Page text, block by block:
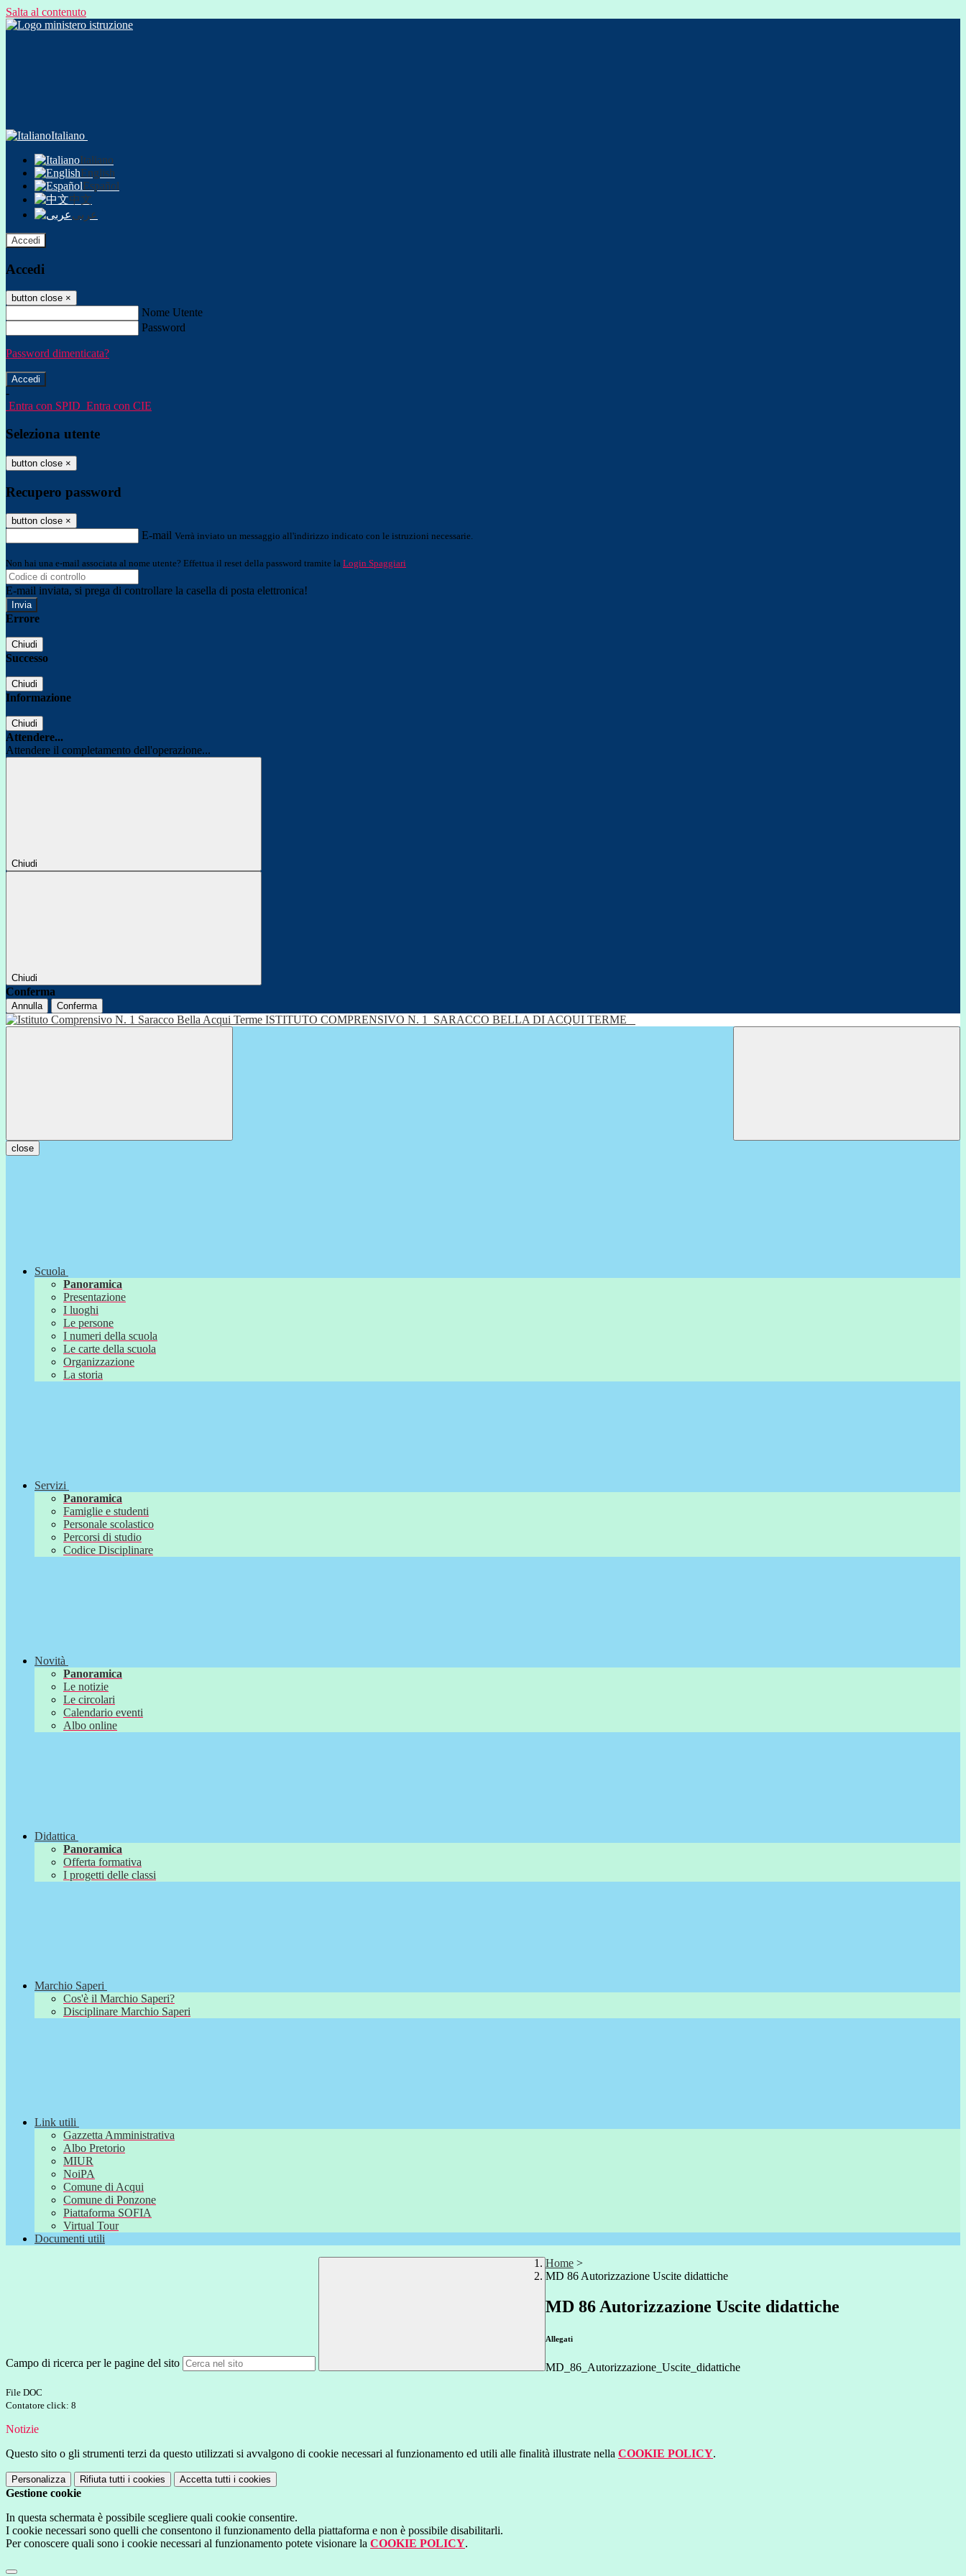
Salta al contenuto
Italiano
Italiano
English
Español
中文
عربى
Accedi
Accedi
button close ×
Nome Utente
Password
Password dimenticata?
-
Entra con SPID Entra con CIE
Seleziona utente
button close ×
Recupero password
button close ×
E-mail Verrà inviato un messaggio all'indirizzo indicato con le istruzioni necessarie.
Non hai una e-mail associata al nome utente? Effettua il reset della password tramite la Login Spaggiari
E-mail inviata, si prega di controllare la casella di posta elettronica!
Errore
Chiudi
Successo
Chiudi
Informazione
Chiudi
Attendere...
Attendere il completamento dell'operazione...
Chiudi
Chiudi
Conferma
Annulla Conferma
ISTITUTO COMPRENSIVO N. 1 SARACCO BELLA DI ACQUI TERME
close
Scuola
Panoramica
Presentazione
I luoghi
Le persone
I numeri della scuola
Le carte della scuola
Organizzazione
La storia
Servizi
Panoramica
Famiglie e studenti
Personale scolastico
Percorsi di studio
Codice Disciplinare
Novità
Panoramica
Le notizie
Le circolari
Calendario eventi
Albo online
Didattica
Panoramica
Offerta formativa
I progetti delle classi
Marchio Saperi
Cos'è il Marchio Saperi?
Disciplinare Marchio Saperi
Link utili
Gazzetta Amministrativa
Albo Pretorio
MIUR
NoiPA
Comune di Acqui
Comune di Ponzone
Piattaforma SOFIA
Virtual Tour
Documenti utili
Campo di ricerca per le pagine del sito
Home >
MD 86 Autorizzazione Uscite didattiche
MD 86 Autorizzazione Uscite didattiche
Allegati
MD_86_Autorizzazione_Uscite_didattiche
File DOC
Contatore click: 8
Notizie
Questo sito o gli strumenti terzi da questo utilizzati si avvalgono di cookie necessari al funzionamento ed utili alle finalità illustrate nella COOKIE POLICY.
Personalizza Rifiuta tutti i cookies Accetta tutti i cookies
Gestione cookie
In questa schermata è possibile scegliere quali cookie consentire.
I cookie necessari sono quelli che consentono il funzionamento della piattaforma e non è possibile disabilitarli.
Per conoscere quali sono i cookie necessari al funzionamento potete visionare la COOKIE POLICY.